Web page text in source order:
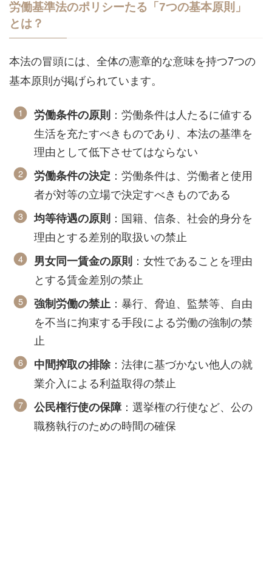
労働基準法のポリシーたる「7つの基本原則」
とは？
本法の冒頭には、全体の憲章的な意味を持つ7つの
基本原則が掲げられています。
労働条件の原則：労働条件は人たるに値する
生活を充たすべきものであり、本法の基準を
理由として低下させてはならない
労働条件の決定 ：労働条件は、労働者と使用
者が対等の立場で決定すべきものである
均等待遇の原則：国籍、信条、社会的身分を
理由とする差別的取扱いの禁止
男女同一賃金の原則：女性であることを理由
とする賃金差別の禁止
強制労働の禁止 ：暴行、脅迫、監禁等、自由
を不当に拘束する手段による労働の強制の禁
止
中間搾取の排除：法律に基づかない他人の就
業介入による利益取得の禁止
公民権行使の保障：選挙権の行使など、公の
職務執行のための時間の確保